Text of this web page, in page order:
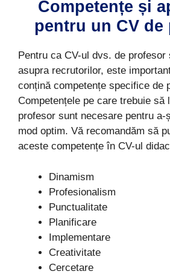
Competențe și
pentru un CV de
Pentru ca CV-ul dvs. de
asupra recrutorilor, este
conțină competențe specifice de
Competențele pe care trebuie să
profesor sunt necesare pentru
mod optim. Vă recomandăm să
aceste competențe în CV-ul
Dinamism
Profesionalism
Punctualitate
Planificare
Implementare
Creativitate
Cercetare